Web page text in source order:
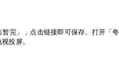
完」，点击链接即可保存。打开「夸
投屏。